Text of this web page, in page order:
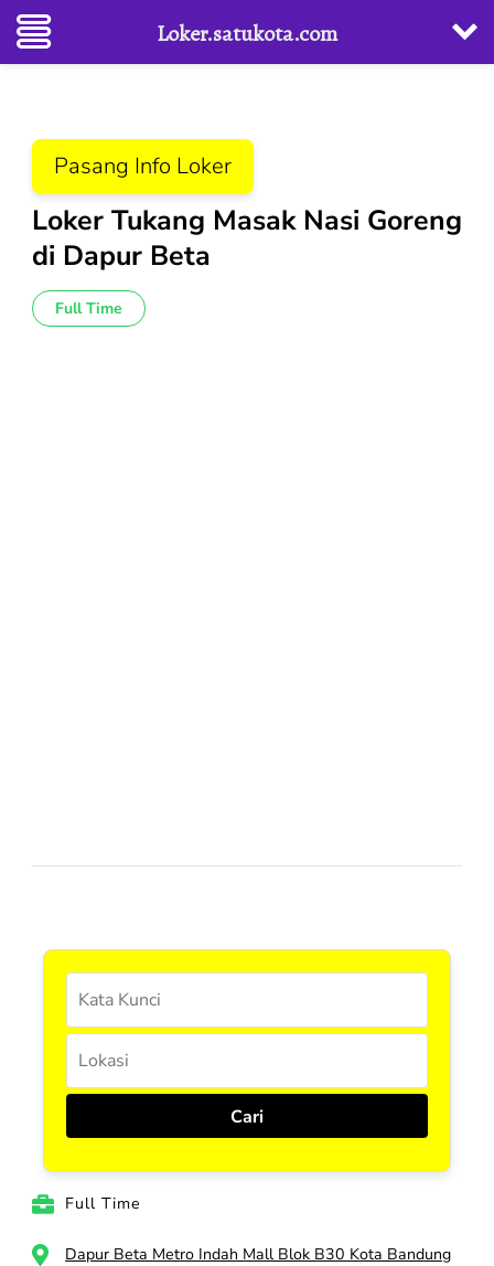
konten
(Tekan
Enter)
Pasang Info Loker
Loker Tukang Masak Nasi Goreng
di Dapur Beta
Full Time
Full Time
Dapur Beta Metro Indah Mall Blok B30 Kota Bandung
Loker.satukota.com